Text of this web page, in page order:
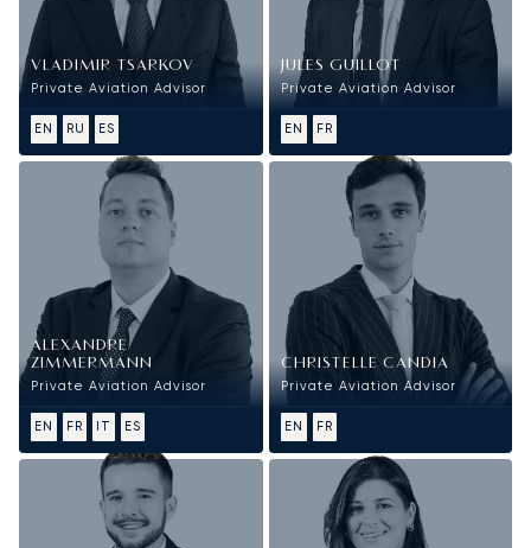
VLADIMIR TSARKOV
Private Aviation Advisor
EN RU ES
JULES GUILLOT
Private Aviation Advisor
EN FR
ALEXANDRE
ZIMMERMANN
Private Aviation Advisor
EN FR IT ES
CHRISTELLE CANDIA
Private Aviation Advisor
EN FR